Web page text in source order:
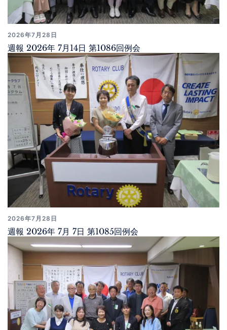
2026年7月28日
週報 2026年 7月14日 第1086回例会
2026年7月28日
週報 2026年 7月 7日 第1085回例会